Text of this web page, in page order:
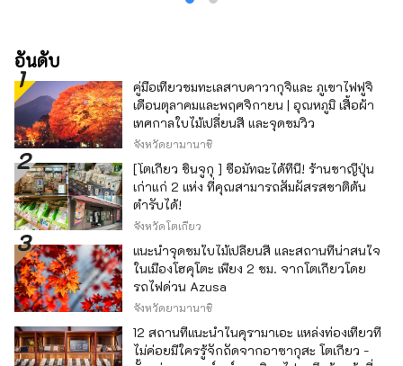
อันดับ
คู่มือเที่ยวชมทะเลสาบคาวากุจิและ ภูเขาไฟฟูจิ
เดือนตุลาคมและพฤศจิกายน | อุณหภูมิ เสื้อผ้า
เทศกาลใบไม้เปลี่ยนสี และจุดชมวิว
จังหวัดยามานาชิ
[โตเกียว ชินจูกุ ] ซื้อมัทฉะได้ที่นี่! ร้านชาญี่ปุ่น
เก่าแก่ 2 แห่ง ที่คุณสามารถสัมผัสรสชาติต้น
ตำรับได้!
จังหวัดโตเกียว
แนะนำจุดชมใบไม้เปลี่ยนสี และสถานที่น่าสนใจ
ในเมืองโฮคุโตะ เพียง 2 ชม. จากโตเกียวโดย
รถไฟด่วน Azusa
จังหวัดยามานาชิ
12 สถานที่แนะนำในคุรามาเอะ แหล่งท่องเที่ยวที่
ไม่ค่อยมีใครรู้จักถัดจากอาซากุสะ โตเกียว -